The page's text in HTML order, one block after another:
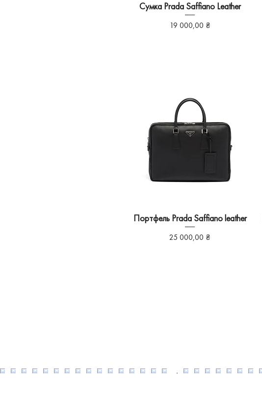
Сумка Prada Saffiano Leather
Ціна
19 000,00 ₴
Портфель Prada Saffiano leather
Ціна
25 000,00 ₴